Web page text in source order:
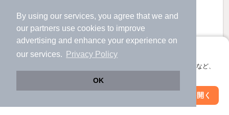
By using our services, you agree that we and
our partners use cookies to improve
advertising and enhance your experience on
our services.
Privacy Policy
OK
アプリに切り替えて、サクサクお部屋探し
会員登録なしですぐ使える。マップ検索やお気に入り保存など、
アプリを開く
絞り込み条件を変更